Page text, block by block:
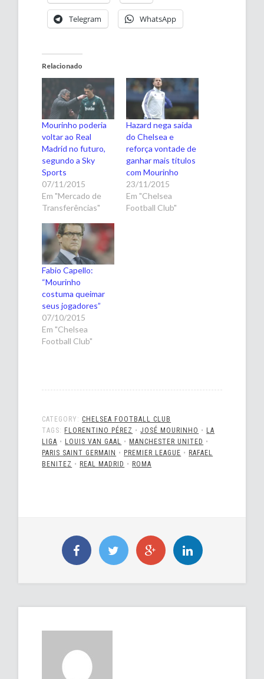
Telegram WhatsApp
Relacionado
Mourinho poderia
voltar ao Real
Madrid no futuro,
segundo a Sky
Sports
07/11/2015
Em "Mercado de
Transferências"
Hazard nega saída
do Chelsea e
reforça vontade de
ganhar mais títulos
com Mourinho
23/11/2015
Em "Chelsea
Football Club"
Fabio Capello:
“Mourinho
costuma queimar
seus jogadores”
07/10/2015
Em "Chelsea
Football Club"
CATEGORY: CHELSEA FOOTBALL CLUB
TAGS: FLORENTINO PÉREZ •JOSÉ MOURINHO • LA
LIGA • LOUIS VAN GAAL • MANCHESTER UNITED •
PARIS SAINT GERMAIN • PREMIER LEAGUE • RAFAEL
BENITEZ • REAL MADRID • ROMA